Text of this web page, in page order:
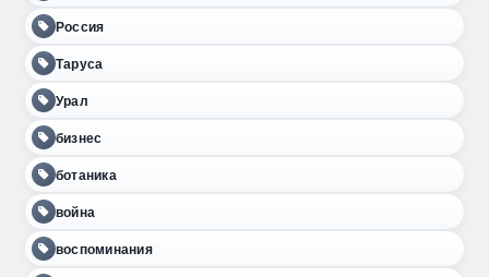
Россия
Таруса
Урал
бизнес
ботаника
война
воспоминания